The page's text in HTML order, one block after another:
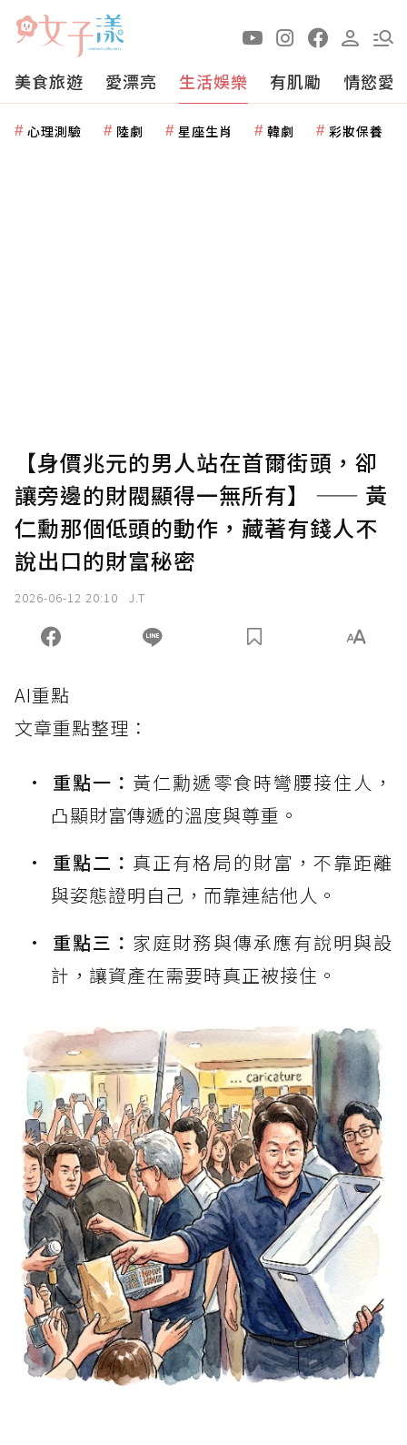
美食旅遊 愛漂亮 生活娛樂 有肌勵 情慾愛
心理測驗 陸劇 星座生肖 韓劇 彩妝保養
【身價兆元的男人站在首爾街頭，卻
讓旁邊的財閥顯得一無所有】 —— 黃
仁勳那個低頭的動作，藏著有錢人不
說出口的財富秘密
2026-06-12 20:10 J.T
AI重點
文章重點整理：
重點一： 黃仁勳遞零食時彎腰接住人，
凸顯財富傳遞的溫度與尊重。
重點二： 真正有格局的財富，不靠距離
與姿態證明自己，而靠連結他人。
重點三： 家庭財務與傳承應有說明與設
計，讓資產在需要時真正被接住。